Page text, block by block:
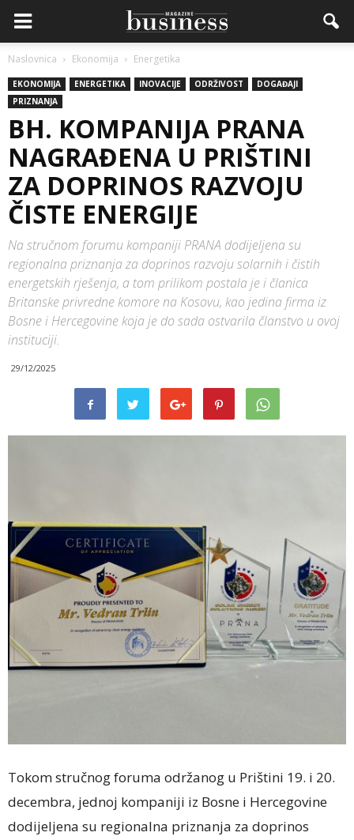
Naslovnica Ekonomija Energetika
EKONOMIJA ENERGETIKA INOVACIJE ODRŽIVOST
DOGAĐAJI
PRIZNANJA
BH. KOMPANIJA PRANA
NAGRAĐENA U PRIŠTINI
ZA DOPRINOS RAZVOJU
ČISTE ENERGIJE
Na stručnom forumu kompaniji PRANA dodijeljena su
regionalna priznanja za doprinos razvoju solarnih i čistih
energetskih rješenja, a tom prilikom postala je i članica
Britanske privredne komore na Kosovu, kao jedina firma iz
Bosne i Hercegovine koja je do sada ostvarila članstvo u ovoj
instituciji.
29/12/2025
Tokom stručnog foruma održanog u Prištini 19. i 20.
decembra, jednoj kompaniji iz Bosne i Hercegovine
dodijeljena su regionalna priznanja za doprinos